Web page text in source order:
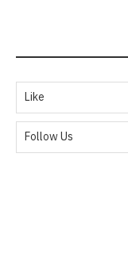
Like
Follow Us